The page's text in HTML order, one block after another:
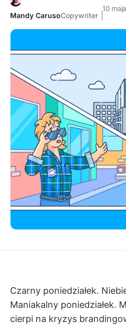
Mandy CarusoCopywriter
10
Czarny poniedziałek.
Maniakalny poniedziałek.
cierpi na kryzys